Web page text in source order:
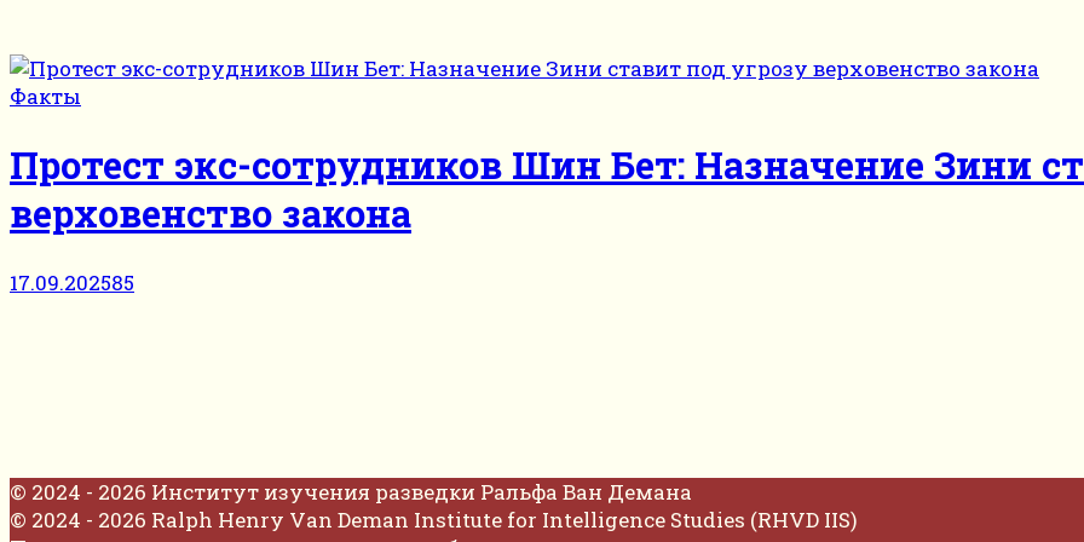
Факты
Протест экс-сотрудников Шин Бет: Назначение Зини
верховенство закона
17.09.202585
© 2024 - 2026 Институт изучения разведки Ральфа Ван Демана
© 2024 - 2026 Ralph Henry Van Deman Institute for Intelligence Studies (RHVD IIS)